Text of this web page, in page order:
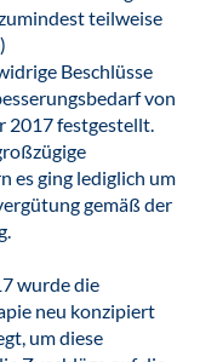
teilweise
Beschlüsse
von
2017 festgestellt.
es ging lediglich um
gemäß der
wurde die
neu konzipiert
um diese